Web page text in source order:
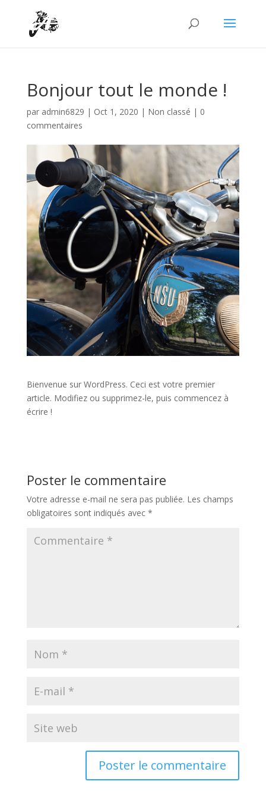
Bonjour tout le monde !
par admin6829 | Oct 1, 2020 | Non classé | 0
commentaires
Bienvenue sur WordPress. Ceci est votre premier
article. Modifiez ou supprimez-le, puis commencez à
écrire !
Poster le commentaire
Votre adresse e-mail ne sera pas publiée. Les champs
obligatoires sont indiqués avec *